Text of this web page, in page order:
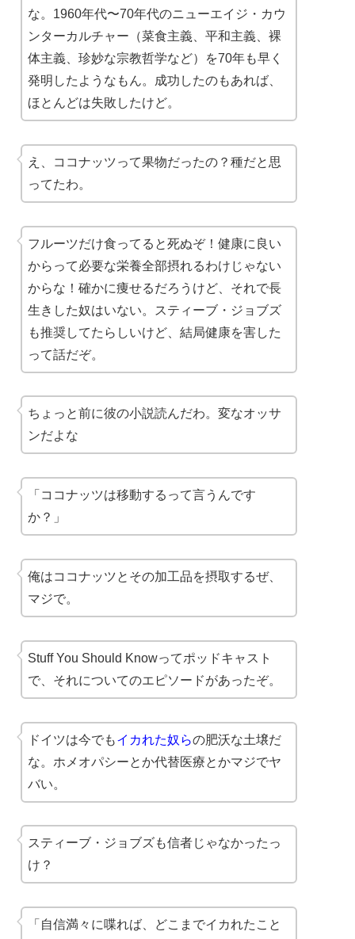
な。1960年代〜70年代のニューエイジ・カウ
ンターカルチャー（菜食主義、平和主義、裸
体主義、珍妙な宗教哲学など）を70年も早く
発明したようなもん。成功したのもあれば、
ほとんどは失敗したけど。
え、ココナッツって果物だったの？種だと思
ってたわ。
フルーツだけ食ってると死ぬぞ！健康に良い
からって必要な栄養全部摂れるわけじゃない
からな！確かに痩せるだろうけど、それで長
生きした奴はいない。スティーブ・ジョブズ
も推奨してたらしいけど、結局健康を害した
って話だぞ。
ちょっと前に彼の小説読んだわ。変なオッサ
ンだよな
「ココナッツは移動するって言うんです
か？」
俺はココナッツとその加工品を摂取するぜ、
マジで。
Stuff You Should Knowってポッドキャスト
で、それについてのエピソードがあったぞ。
ドイツは今でもイカれた奴らの肥沃な土壌だ
な。ホメオパシーとか代替医療とかマジでヤ
バい。
スティーブ・ジョブズも信者じゃなかったっ
け？
「自信満々に喋れば、どこまでイカれたこと